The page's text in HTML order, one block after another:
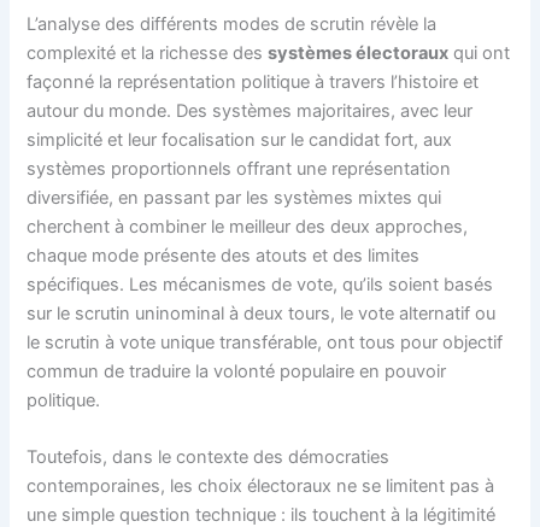
L’analyse des différents modes de scrutin révèle la
complexité et la richesse dessystèmes électoraux qui ont
façonné la représentation politique à travers l’histoire et
autour du monde. Des systèmes majoritaires, avec leur
simplicité et leur focalisation sur le candidat fort, aux
systèmes proportionnels offrant une représentation
diversifiée, en passant par les systèmes mixtes qui
cherchent à combiner le meilleur des deux approches,
chaque mode présente des atouts et des limites
spécifiques. Les mécanismes de vote, qu’ils soient basés
sur le scrutin uninominal à deux tours, le vote alternatif ou
le scrutin à vote unique transférable, ont tous pour objectif
commun de traduire la volonté populaire en pouvoir
politique.
Toutefois, dans le contexte des démocraties
contemporaines, les choix électoraux ne se limitent pas à
une simple question technique : ils touchent à la légitimité